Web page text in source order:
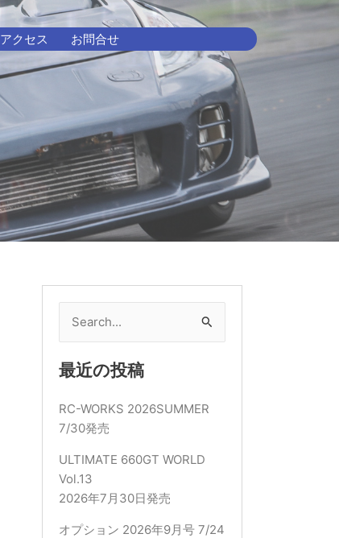
アクセス お問合せ
索
対
象:
最近の投稿
RC-WORKS 2026SUMMER
7/30発売
ULTIMATE 660GT WORLD
Vol.13
2026年7月30日発売
オプション 2026年9月号 7/24